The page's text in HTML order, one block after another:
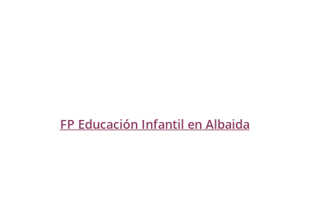
FP Educación Infantil en Albaida